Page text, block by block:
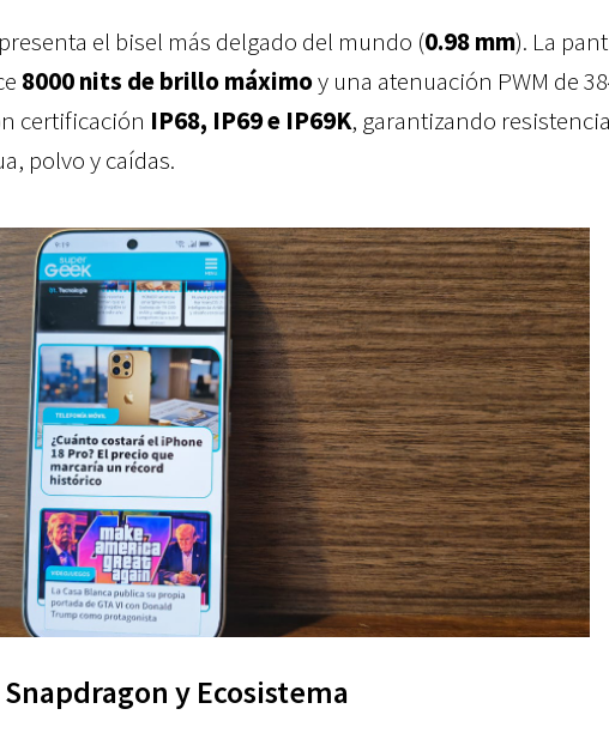
el bisel más delgado del mundo (0.98 mm). La
8000 nits de brillo máximoy una atenuación PWM de
certificación IP68, IP69 e IP69K, garantizando
polvo y caídas.
y Ecosistema